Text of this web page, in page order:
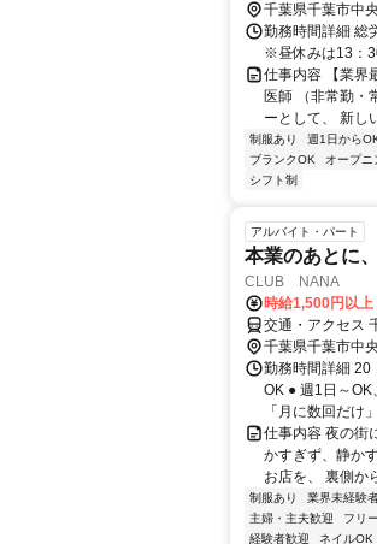
千葉県千葉市中
勤務時間詳細 総
※昼休みは13：
仕事内容 【業界
医師 （非常勤・
ーとして、 新し
制服あり 週1日から
ブランクOK
オープニ
シフト制
アルバイト・パート
本業のあとに
CLUB NANA
時給1,500円以上
交通・アクセス
千葉県千葉市中
勤務時間詳細
OK ● 週1日～OK
「月に数回だけ
仕事内容 夜の街
かすぎず、静か
お店を、 裏側か
制服あり 業界未経験
主婦・主夫歓迎
フリ
経験者歓迎
ネイルOK